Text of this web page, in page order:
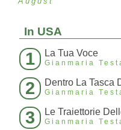
In USA
1 La Tua Voce
Gianmaria
2 Dentro La Tasca
Gianmaria
3 Le Traiettorie
Gianmaria